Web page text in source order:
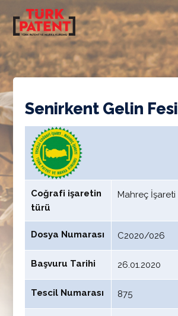
Senirkent Gelin Fesi
Coğrafi işaretin
türü
Mahreç İşareti
Dosya Numarası C2020/026
Başvuru Tarihi 26.01.2020
Tescil Numarası 875